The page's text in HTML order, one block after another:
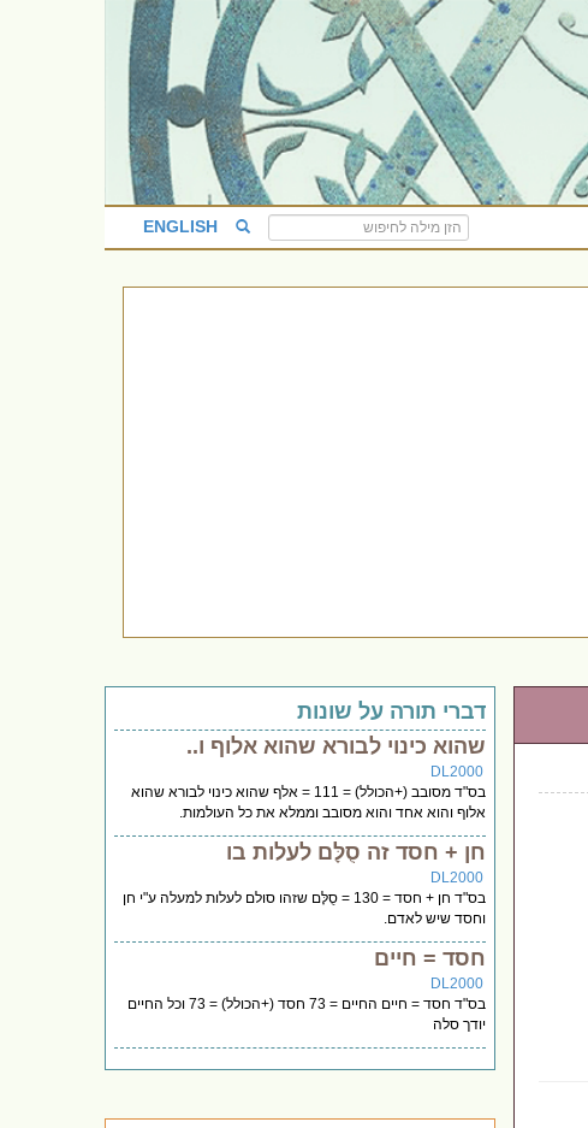
ENGLISH
דברי תורה על שונות
שהוא כינוי לבורא שהוא אלוף ו..
DL2000
בס"ד מסובב (+הכולל) = 111 = אלף שהוא כינוי לבורא שהוא
אלוף והוא אחד והוא מסובב וממלא את כל העולמות.
חן + חסד זה סֻלָּם לעלות בו
DL2000
בס"ד חן + חסד = 130 = סֻלָּם שזהו סולם לעלות למעלה ע"י חן
וחסד שיש לאדם.
חסד = חיים
DL2000
בס"ד חסד = חיים החיים = 73 חסד (+הכולל) = 73 וכל החיים
יודך סלה